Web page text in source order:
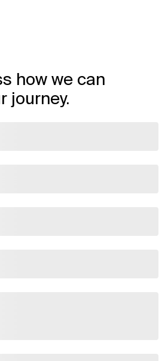
how we can
journey.